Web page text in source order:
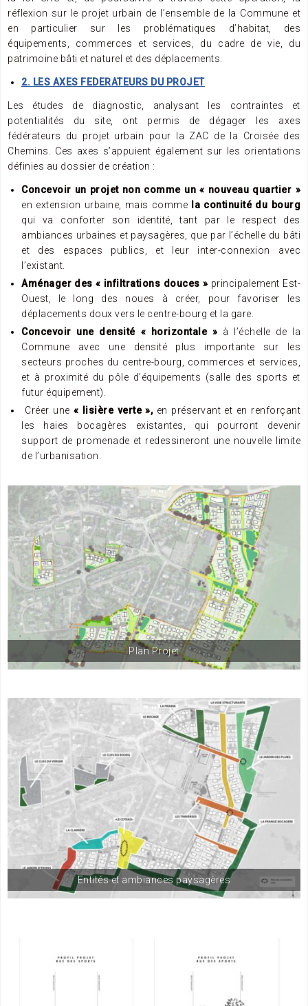
réflexion sur le projet urbain de l’ensemble de la Commune et
en particulier sur les problématiques d’habitat, des
équipements, commerces et services, du cadre de vie, du
patrimoine bâti et naturel et des déplacements.
2. LES AXES FEDERATEURS DU PROJET
Les études de diagnostic, analysant les contraintes et
potentialités du site, ont permis de dégager les axes
fédérateurs du projet urbain pour la ZAC de la Croisée des
Chemins. Ces axes s’appuient également sur les orientations
définies au dossier de création :
Concevoir un projet non comme un « nouveau quartier »
en extension urbaine, mais comme la continuité du bourg
qui va conforter son identité, tant par le respect des
ambiances urbaines et paysagères, que par l’échelle du bâti
et des espaces publics, et leur inter-connexion avec
l’existant.
Aménager des « infiltrations douces » principalement Est-
Ouest, le long des noues à créer, pour favoriser les
déplacements doux vers le centre-bourg et la gare.
Concevoir une densité « horizontale » à l’échelle de la
Commune avec une densité plus importante sur les
secteurs proches du centre-bourg, commerces et services,
et à proximité du pôle d’équipements (salle des sports et
futur équipement).
Créer une « lisière verte »,en préservant et en renforçant
les haies bocagères existantes, qui pourront devenir
support de promenade et redessineront une nouvelle limite
de l’urbanisation.
Plan Projet
Entités et ambiances paysagères